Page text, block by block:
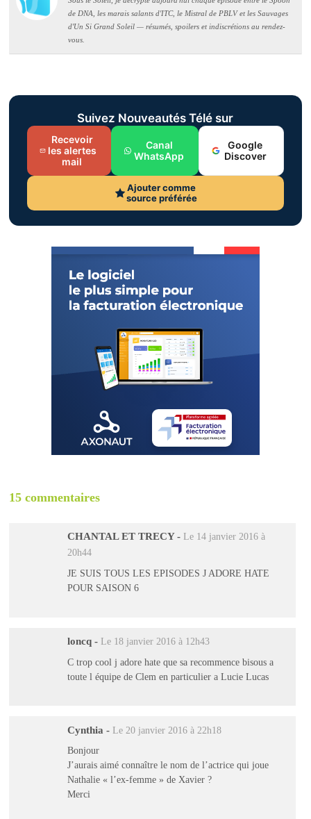
de DNA, les marais salants d'ITC, le Mistral de PBLV et les Sauvages
d'Un Si Grand Soleil — résumés, spoilers et indiscrétions au rendez-
vous.
Suivez Nouveautés Télé sur
Recevoir
les alertes
mail
Canal
WhatsApp
Google
Discover
Ajouter comme
source préférée
15 commentaires
CHANTAL ET TRECY - Le 14 janvier 2016 à
20h44
JE SUIS TOUS LES EPISODES J ADORE HATE
POUR SAISON 6
loncq - Le 18 janvier 2016 à 12h43
C trop cool j adore hate que sa recommence bisous a
toute l équipe de Clem en particulier a Lucie Lucas
Cynthia - Le 20 janvier 2016 à 22h18
Bonjour
J’aurais aimé connaître le nom de l’actrice qui joue
Nathalie « l’ex-femme » de Xavier ?
Merci